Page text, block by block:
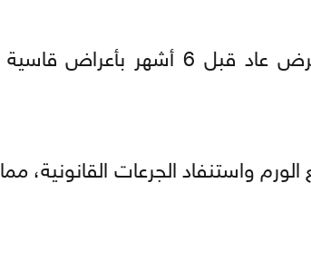
وكانت الفنانة قد خضعت للعلاج عام 2019، لكن المرض
واستنفاد الجرعات القانونية،